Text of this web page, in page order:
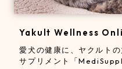
Yakult Wellness
愛犬の健康に、ヤクルトの
サプリメント「